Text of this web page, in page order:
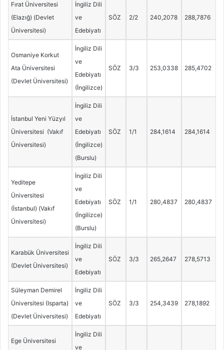
Fırat Üniversitesi
(Elazığ) (Devlet
Üniversitesi)
İngiliz Dili
ve
Edebiyatı
SÖZ 2/2 240,2078 288,7876
Osmaniye Korkut
Ata Üniversitesi
(Devlet Üniversitesi)
İngiliz Dili
ve
Edebiyatı
(İngilizce)
SÖZ 3/3 253,0338 285,4702
İstanbul Yeni Yüzyıl
Üniversitesi (Vakıf
Üniversitesi)
İngiliz Dili
ve
Edebiyatı
(İngilizce)
(Burslu)
SÖZ 1/1 284,1614 284,1614
Yeditepe
Üniversitesi
(İstanbul) (Vakıf
Üniversitesi)
İngiliz Dili
ve
Edebiyatı
(İngilizce)
(Burslu)
SÖZ 1/1 280,4837 280,4837
Karabük Üniversitesi
(Devlet Üniversitesi)
İngiliz Dili
ve
Edebiyatı
SÖZ 3/3 265,2647 278,5713
Süleyman Demirel
Üniversitesi (Isparta)
(Devlet Üniversitesi)
İngiliz Dili
ve
Edebiyatı
SÖZ 3/3 254,3439 278,1892
Ege Üniversitesi
İngiliz Dili
ve